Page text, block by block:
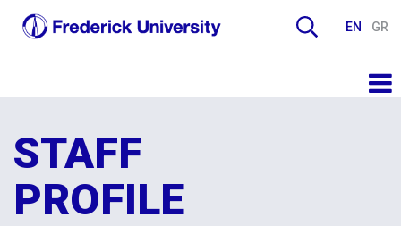
EN GR
STAFF
PROFILE